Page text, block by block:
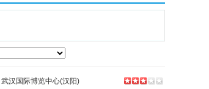
武汉国际博览中心(汉阳)